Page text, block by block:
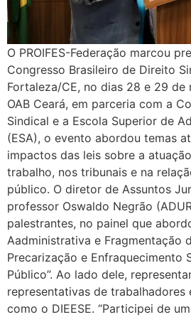
O PROIFES-Federação marcou
Congresso Brasileiro de Direito
Fortaleza/CE, no dias 28 e 29 de
OAB Ceará, em parceria com a
Sindical e a Escola Superior de
(ESA), o evento abordou temas
impactos das leis sobre a
trabalho, nos tribunais e na
público. O diretor de Assuntos
professor Oswaldo Negrão
palestrantes, no painel que
Aadministrativa e Fragmentação
Precarização e Enfraquecimento
Público”. Ao lado dele,
representativas de trabalhadores
como o DIEESE. “Participei de